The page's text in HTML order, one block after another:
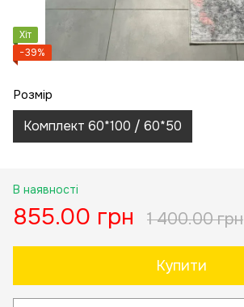
Хіт
−39%
Розмір
Комплект 60*100 / 60*50
В наявності
855.00 грн 1 400.00 грн
Купити